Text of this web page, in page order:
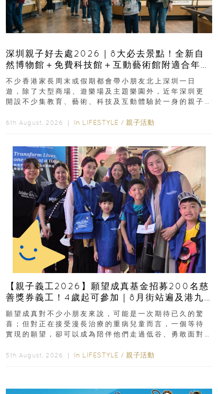
深圳親子好去處2026｜8大必去景點！全新自
然博物館＋免費科技館＋互動藝術館附適合年
齡、交通、門票、開放時間
不少香港家長周末或假期都會帶小朋友北上深圳一日
遊，除了大型商場、遊樂場及主題樂園外，近年深圳更
開設不少集教育、藝術、科技及互動體驗於一身的親子
6th August, 2026 ｜ In LIFESTYLE / 親子活動
【親子義工2026】願望成真基金招募200名慈
善獎券義工！4歲起可參加｜8月街站遍及港九
新界
願望成真對不少小朋友來說，可能是一次期待已久的驚
喜；但對正在接受漫長治療的重病兒童而言，一個等待
實現的願望，卻可以成為陪伴他們走過低谷、勇敢面對
5th August, 2026 ｜ In LIFESTYLE / 親子活動